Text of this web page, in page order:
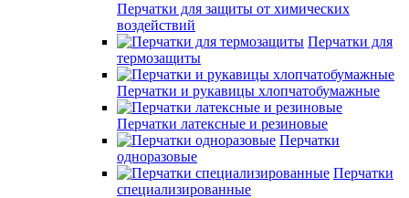
Перчатки для защиты от химических
воздействий
Перчатки для
термозащиты
Перчатки и рукавицы хлопчатобумажные
Перчатки латексные и резиновые
Перчатки
одноразовые
Перчатки
специализированные